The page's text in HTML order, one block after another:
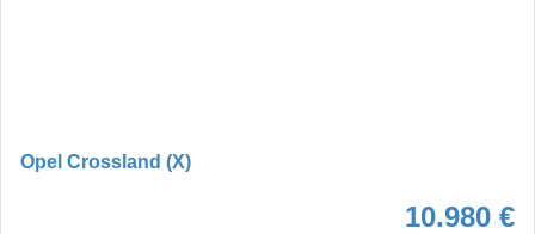
Opel Crossland (X)
10.980 €